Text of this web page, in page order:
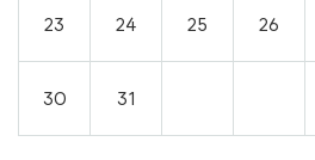
23 24 25 26
30 31